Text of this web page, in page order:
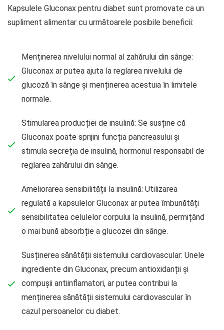
Kapsulele Gluconax pentru diabet sunt promovate ca un
supliment alimentar cu următoarele posibile beneficii:
Menținerea nivelului normal al zahărului din sânge:
Gluconax ar putea ajuta la reglarea nivelului de
glucoză în sânge și menținerea acestuia în limitele
normale.
Stimularea producției de insulină: Se susține că
Gluconax poate sprijini funcția pancreasului și
stimula secreția de insulină, hormonul responsabil de
reglarea zahărului din sânge.
Ameliorarea sensibilității la insulină: Utilizarea
regulată a kapsulelor Gluconax ar putea îmbunătăți
sensibilitatea celulelor corpului la insulină, permițând
o mai bună absorbție a glucozei din sânge.
Susținerea sănătății sistemului cardiovascular: Unele
ingrediente din Gluconax, precum antioxidanții și
compușii antiinflamatori, ar putea contribui la
menținerea sănătății sistemului cardiovascular în
cazul persoanelor cu diabet.